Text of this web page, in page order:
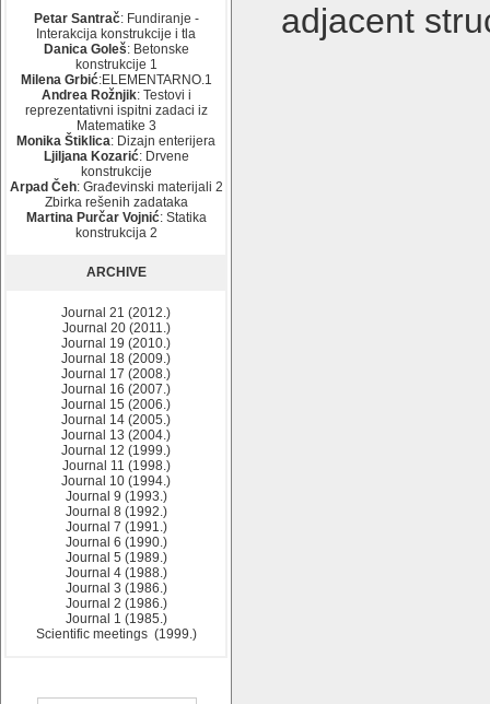
Petar Santrač: Fundiranje -
Interakcija konstrukcije i tla
Danica Goleš: Betonske
konstrukcije 1
Milena Grbić:ELEMENTARNO.1
Andrea Rožnjik: Testovi i
reprezentativni ispitni zadaci iz
Matematike 3
Monika Štiklica: Dizajn enterijera
Ljiljana Kozarić: Drvene
konstrukcije
Arpad Čeh: Građevinski materijali 2
Zbirka rešenih zadataka
Martina Purčar Vojnić: Statika
konstrukcija 2
ARCHIVE
Journal 21 (2012.)
Journal 20 (2011.)
Journal 19 (2010.)
Journal 18 (2009.)
Journal 17 (2008.)
Journal 16 (2007.)
Journal 15 (2006.)
Journal 14 (2005.)
Journal 13 (2004.)
Journal 12 (1999.)
Journal 11 (1998.)
Journal 10 (1994.)
Journal 9 (1993.)
Journal 8 (1992.)
Journal 7 (1991.)
Journal 6 (1990.)
Journal 5 (1989.)
Journal 4 (1988.)
Journal 3 (1986.)
Journal 2 (1986.)
Journal 1 (1985.)
Scientific meetings (1999.)
adjacent